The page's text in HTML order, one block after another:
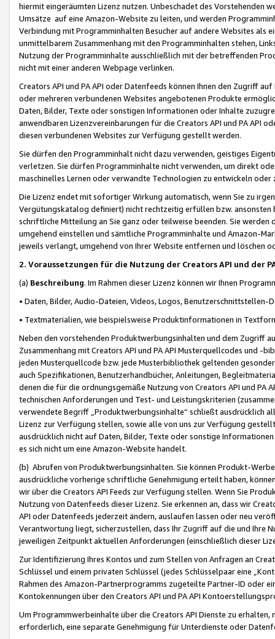
hiermit eingeräumten Lizenz nutzen. Unbeschadet des Vorstehenden
Umsätze auf eine Amazon-Website zu leiten, und werden
Verbindung mit Programminhalten Besucher auf andere Websites als
unmittelbarem Zusammenhang mit den Programminhalten stehen,
Nutzung der Programminhalte ausschließlich mit der betreffenden
nicht mit einer anderen Webpage verlinken.
Creators API und PA API oder Datenfeeds können Ihnen den Zugriff
oder mehreren verbundenen Websites angebotenen Produkte
Daten, Bilder, Texte oder sonstigen Informationen oder Inhalte
anwendbaren Lizenzvereinbarungen für die Creators API und PA API
diesen verbundenen Websites zur Verfügung gestellt werden.
Sie dürfen den Programminhalt nicht dazu verwenden, geistiges
verletzen. Sie dürfen Programminhalte nicht verwenden, um direkt
maschinelles Lernen oder verwandte Technologien zu entwickeln
Die Lizenz endet mit sofortiger Wirkung automatisch, wenn Sie zu
Vergütungskatalog definiert) nicht rechtzeitig erfüllen bzw. ansonsten
schriftliche Mitteilung an Sie ganz oder teilweise beenden. Sie werden
umgehend einstellen und sämtliche Programminhalte und Amazon-
jeweils verlangt, umgehend von Ihrer Website entfernen und löschen
2. Voraussetzungen für die Nutzung der Creators API und der
(a) Beschreibung. Im Rahmen dieser Lizenz können wir Ihnen
• Daten, Bilder, Audio-Dateien, Videos, Logos, Benutzerschnittstellen-
• Textmaterialien, wie beispielsweise Produktinformationen in
Neben den vorstehenden Produktwerbungsinhalten und dem Zugriff
Zusammenhang mit Creators API und PA API Musterquellcodes und
jeden Musterquellcode bzw. jede Musterbibliothek geltenden
auch Spezifikationen, Benutzerhandbücher, Anleitungen,
denen die für die ordnungsgemäße Nutzung von Creators API und PA
technischen Anforderungen und Test- und Leistungskriterien
verwendete Begriff „Produktwerbungsinhalte“ schließt ausdrücklich
Lizenz zur Verfügung stellen, sowie alle von uns zur Verfügung
ausdrücklich nicht auf Daten, Bilder, Texte oder sonstige
es sich nicht um eine Amazon-Website handelt.
(b) Abrufen von Produktwerbungsinhalten. Sie können Produkt-
ausdrückliche vorherige schriftliche Genehmigung erteilt haben,
wir über die Creators API Feeds zur Verfügung stellen. Wenn Sie
Nutzung von Datenfeeds dieser Lizenz. Sie erkennen an, dass wir
API oder Datenfeeds jederzeit ändern, auslaufen lassen oder neu
Verantwortung liegt, sicherzustellen, dass Ihr Zugriff auf die und Ihre
jeweiligen Zeitpunkt aktuellen Anforderungen (einschließlich dieser
Zur Identifizierung Ihres Kontos und zum Stellen von Anfragen an
Schlüssel und einem privaten Schlüssel (jedes Schlüsselpaar eine
Rahmen des Amazon-Partnerprogramms zugeteilte Partner-ID oder
Kontokennungen über den Creators API und PA API
Um Programmwerbeinhalte über die Creators API Dienste zu
erforderlich, eine separate Genehmigung für Unterdienste oder